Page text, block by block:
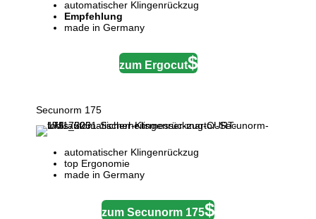
automatischer Klingenrückzug
Empfehlung
made in Germany
zum Ergocut
Secunorm 175
automatischer Klingenrückzug
top Ergonomie
made in Germany
zum Secunorm 175